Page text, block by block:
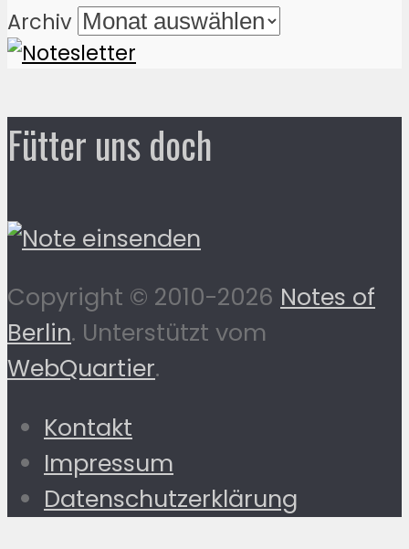
Archiv
Fütter uns doch
Copyright © 2010-2026 Notes of
Berlin. Unterstützt vom
WebQuartier.
Kontakt
Impressum
Datenschutzerklärung